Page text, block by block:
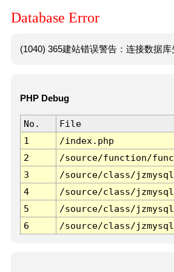
Database Error
(1040) 365建站错误警告：连接数据
PHP Debug
No. File
1
/index.php
2
/source/function/
3
/source/class/
4
/source/class/
5
/source/class/
6
/source/class/